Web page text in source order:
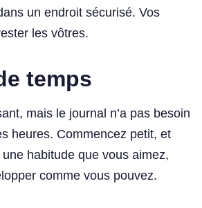
un endroit sécurisé. Vos
les vôtres.
temps
mais le journal n’a pas besoin
heures. Commencez petit, et
une habitude que vous aimez,
comme vous pouvez.